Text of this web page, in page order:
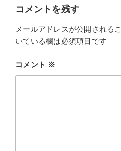
コメントを残す
メールアドレスが公開される
いている欄は必須項目です
コメント ※